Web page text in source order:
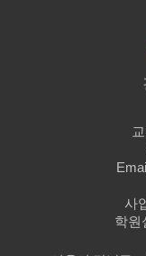
사
학원